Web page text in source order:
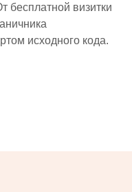
бесплатной визитки
исходного кода.